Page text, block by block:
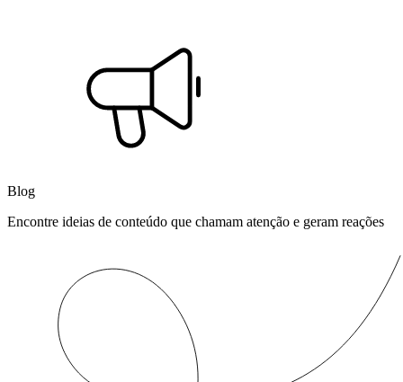
Blog
Encontre ideias de conteúdo que chamam atenção e geram reações